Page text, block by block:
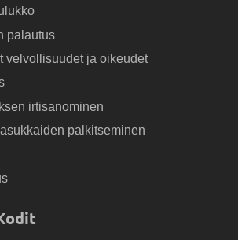
palautus
velvollisuudet ja oikeudet
irtisanominen
palkitseminen